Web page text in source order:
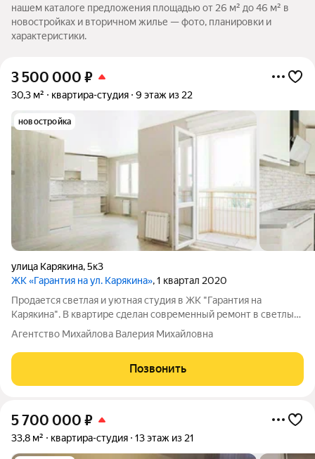
нашем каталоге предложения площадью от 26 м² до 46 м² в
новостройках и вторичном жилье — фото, планировки и
характеристики.
3 500 000 ₽
30,3 м² квартира-студия 9 этаж из 22
новостройка
улица Карякина,5к3
ЖК «Гарантия на ул. Карякина», 1 квартал 2020
Продается светлая и уютная студия в ЖК "Гарантия на
Карякина". В квартире сделан современный ремонт в светлых
тонах, установлен кухонный гарнитур, встроенные шкафы. При
желании можно полностью отделить кухонную зону от зоны
отдыха. Квартира не
Агентство Михайлова Валерия Михайловна
Позвонить
5 700 000 ₽
33,8 м² квартира-студия 13 этаж из 21